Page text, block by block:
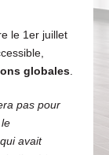
le 1er juillet
globales.
pas pour
avait